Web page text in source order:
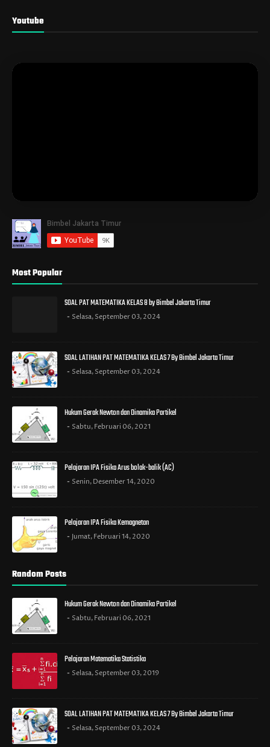
Youtube
Most Popular
SOAL PAT MATEMATIKA KELAS 8 by Bimbel Jakarta Timur
Selasa, September 03, 2024
SOAL LATIHAN PAT MATEMATIKA KELAS 7 By Bimbel Jakarta Timur
Selasa, September 03, 2024
Hukum Gerak Newton dan Dinamika Partikel
Sabtu, Februari 06, 2021
Pelajaran IPA Fisika Arus bolak-balik (AC)
Senin, Desember 14, 2020
Pelajaran IPA Fisika Kemagnetan
Jumat, Februari 14, 2020
Random Posts
Hukum Gerak Newton dan Dinamika Partikel
Sabtu, Februari 06, 2021
Pelajaran Matematika Statistika
Selasa, September 03, 2019
SOAL LATIHAN PAT MATEMATIKA KELAS 7 By Bimbel Jakarta Timur
Selasa, September 03, 2024